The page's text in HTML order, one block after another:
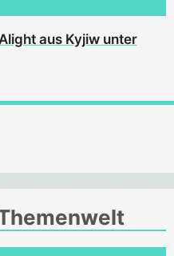
aus Kyjiw unter